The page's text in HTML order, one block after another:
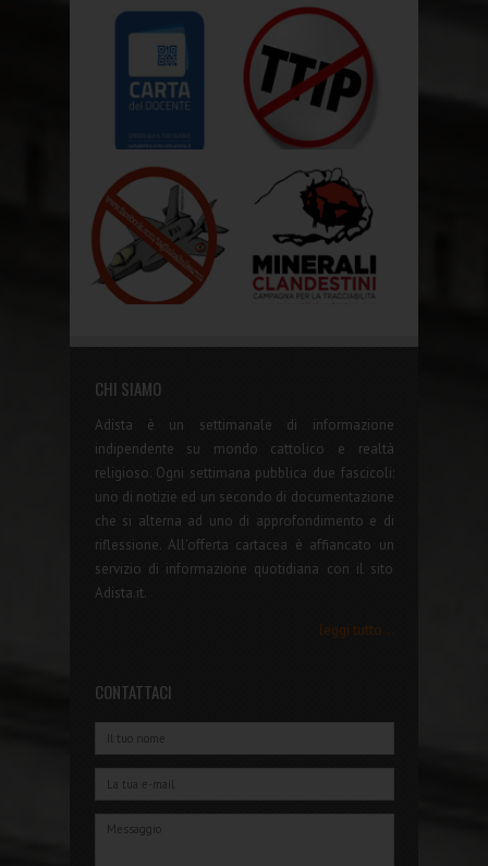
CHI SIAMO
Adista è un settimanale di informazione
indipendente su mondo cattolico e realtà
religioso. Ogni settimana pubblica due fascicoli:
uno di notizie ed un secondo di documentazione
che si alterna ad uno di approfondimento e di
riflessione. All'offerta cartacea è affiancato un
servizio di informazione quotidiana con il sito
Adista.it.
leggi tutto...
CONTATTACI